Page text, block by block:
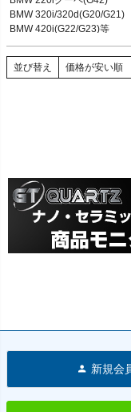
・BMW 3シリーズ(G20/
318i/320i/330i/330e/320d/
・BMW 4シリーズ(G22/
420i/430i/420d/430d
BMW 320i/320d(G20/G21)
BMW 420i(G22/G23)等
並び替え 価格が安い順
新規会